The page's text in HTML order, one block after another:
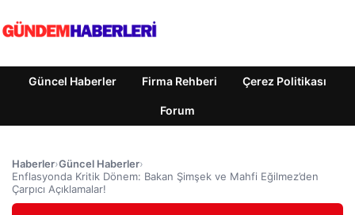
Güncel Haberler Firma Rehberi Çerez Politikası
Forum
Haberler›Güncel Haberler›
Enflasyonda Kritik Dönem: Bakan Şimşek ve Mahfi Eğilmez’den
Çarpıcı Açıklamalar!